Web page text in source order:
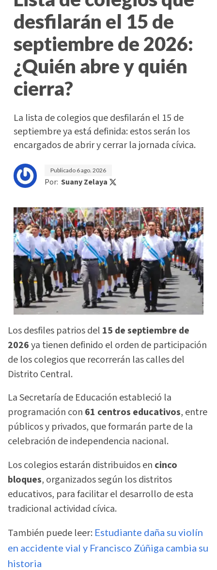
desfilarán el 15 de
septiembre de 2026:
¿Quién abre y quién
cierra?
La lista de colegios que desfilarán el 15 de
septiembre ya está definida: estos serán los
encargados de abrir y cerrar la jornada cívica.
Publicado 6 ago. 2026
Por: Suany Zelaya
Los desfiles patrios del 15 de septiembre de
2026ya tienen definido el orden de participación
de los colegios que recorrerán las calles del
Distrito Central.
La Secretaría de Educación estableció la
programación con 61 centros educativos, entre
públicos y privados, que formarán parte de la
celebración de independencia nacional.
Los colegios estarán distribuidos en cinco
bloques, organizados según los distritos
educativos, para facilitar el desarrollo de esta
tradicional actividad cívica.
También puede leer: Estudiante daña su violín
en accidente vial y Francisco Zúñiga cambia su
historia